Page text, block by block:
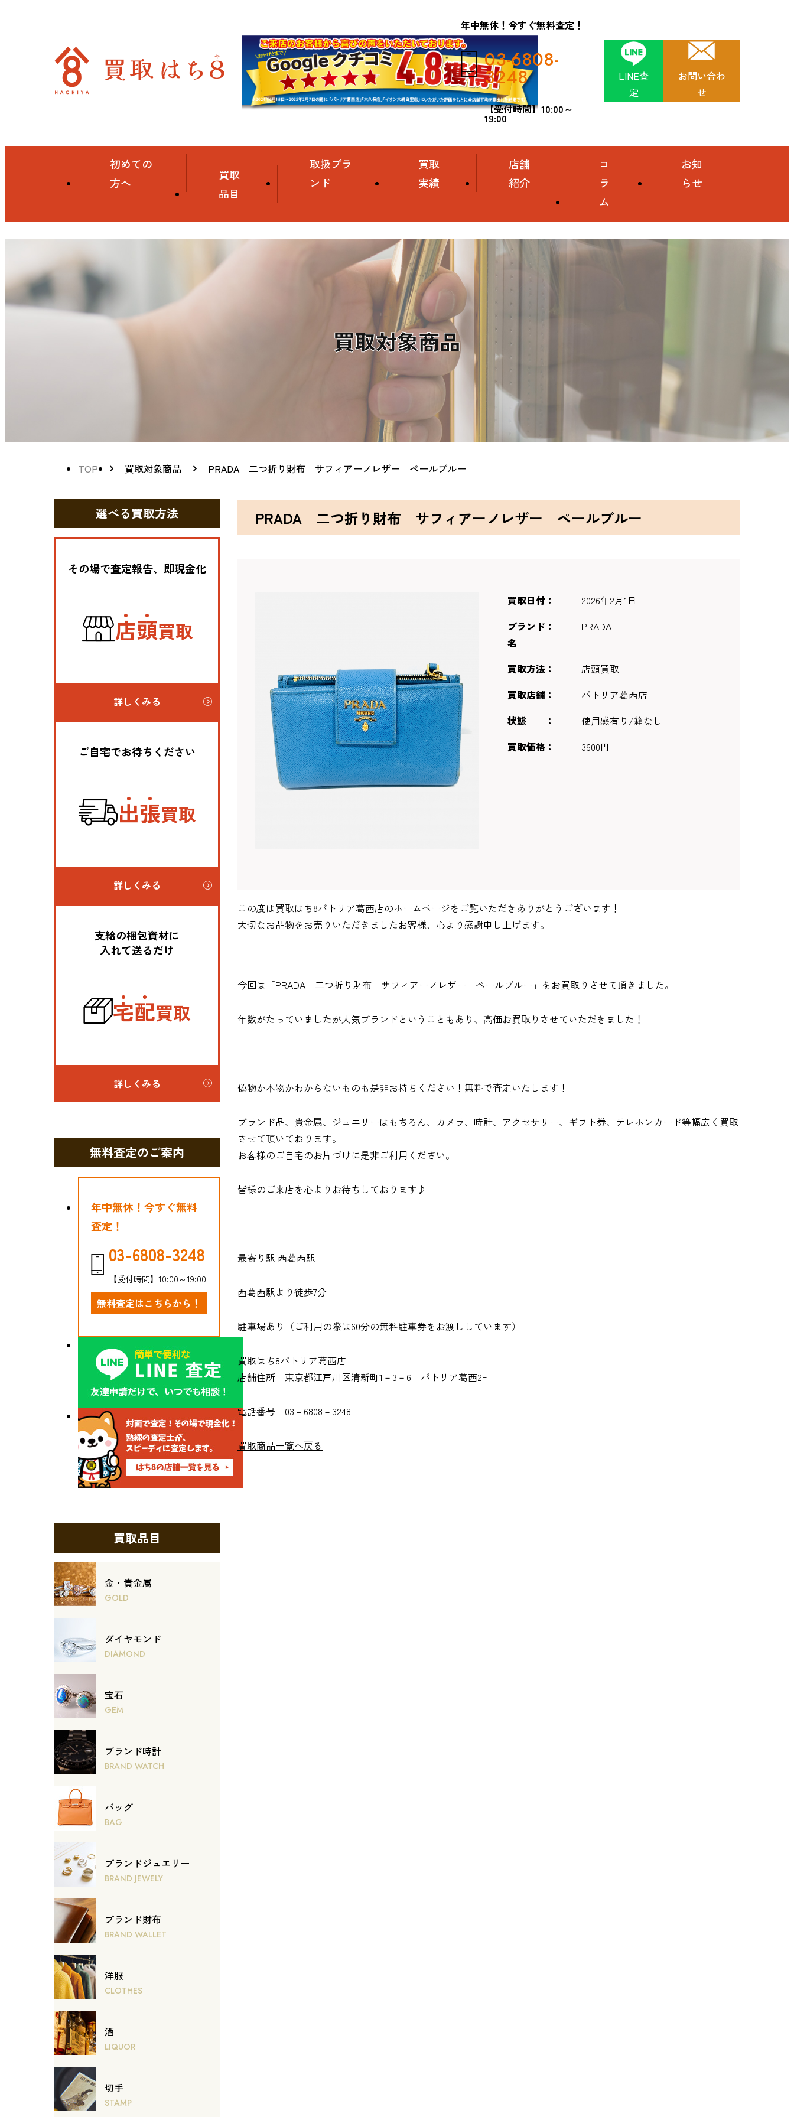
年中無休！今すぐ無料査定！
03-6808-
3248
【受付時間】10:00～
19:00
LINE査
定
お問い合わ
せ
初めての
方へ
買取
品目
取扱ブラ
ンド
買取
実績
店舗
紹介
コ
ラ
ム
お知
らせ
買取対象商品
TOP 買取対象商品 PRADA 二つ折り財布 サフィアーノレザー ペールブルー
選べる買取方法
その場で査定報告、即現金化
店頭買取
詳しくみる
ご自宅でお待ちください
出張買取
詳しくみる
支給の梱包資材に
入れて送るだけ
宅配買取
詳しくみる
無料査定のご案内
年中無休！今すぐ無料
査定！
03-6808-3248
【受付時間】10:00～19:00
無料査定はこちらから！
買取品目
金・貴金属
GOLD
ダイヤモンド
DIAMOND
宝石
GEM
ブランド時計
BRAND WATCH
バッグ
BAG
ブランドジュエリー
BRAND JEWELY
ブランド財布
BRAND WALLET
洋服
CLOTHES
酒
LIQUOR
切手
STAMP
PRADA 二つ折り財布 サフィアーノレザー ペールブルー
買取日付
2026年2月1日
ブランド
名
PRADA
買取方法
店頭買取
買取店舗
パトリア葛西店
状態
使用感有り/箱なし
買取価格
3600円
この度は買取はち8パトリア葛西店のホームページをご覧いただきありがとうございます！
大切なお品物をお売りいただきましたお客様、心より感謝申し上げます。
今回は「PRADA 二つ折り財布 サフィアーノレザー ペールブルー」をお買取りさせて頂きました。
年数がたっていましたが人気ブランドということもあり、高価お買取りさせていただきました！
偽物か本物かわからないものも是非お持ちください！無料で査定いたします！
ブランド品、貴金属、ジュエリーはもちろん、カメラ、時計、アクセサリー、ギフト券、テレホンカード等幅広く買取
させて頂いております。
お客様のご自宅のお片づけに是非ご利用ください。
皆様のご来店を心よりお待ちしております♪
最寄り駅 西葛西駅
西葛西駅より徒歩7分
駐車場あり（ご利用の際は60分の無料駐車券をお渡ししています）
買取はち8パトリア葛西店
店舗住所 東京都江戸川区清新町1－3－6 パトリア葛西2F
電話番号 03－6808－3248
買取商品一覧へ戻る